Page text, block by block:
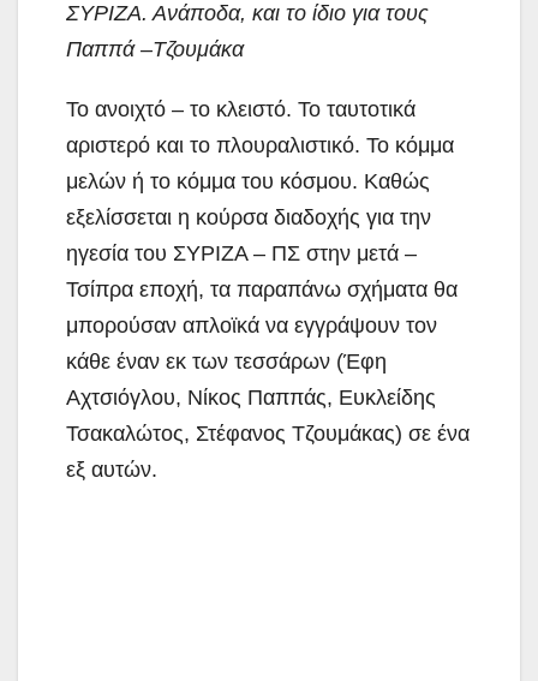
ΣΥΡΙΖΑ. Ανάποδα, και το ίδιο για τους
Παππά –Τζουμάκα
Το ανοιχτό – το κλειστό. Το ταυτοτικά
αριστερό και το πλουραλιστικό. Το κόμμα
μελών ή το κόμμα του κόσμου. Καθώς
εξελίσσεται η κούρσα διαδοχής για την
ηγεσία του ΣΥΡΙΖΑ – ΠΣ στην μετά –
Τσίπρα εποχή, τα παραπάνω σχήματα θα
μπορούσαν απλοϊκά να εγγράψουν τον
κάθε έναν εκ των τεσσάρων (Έφη
Αχτσιόγλου, Νίκος Παππάς, Ευκλείδης
Τσακαλώτος, Στέφανος Τζουμάκας) σε ένα
εξ αυτών.